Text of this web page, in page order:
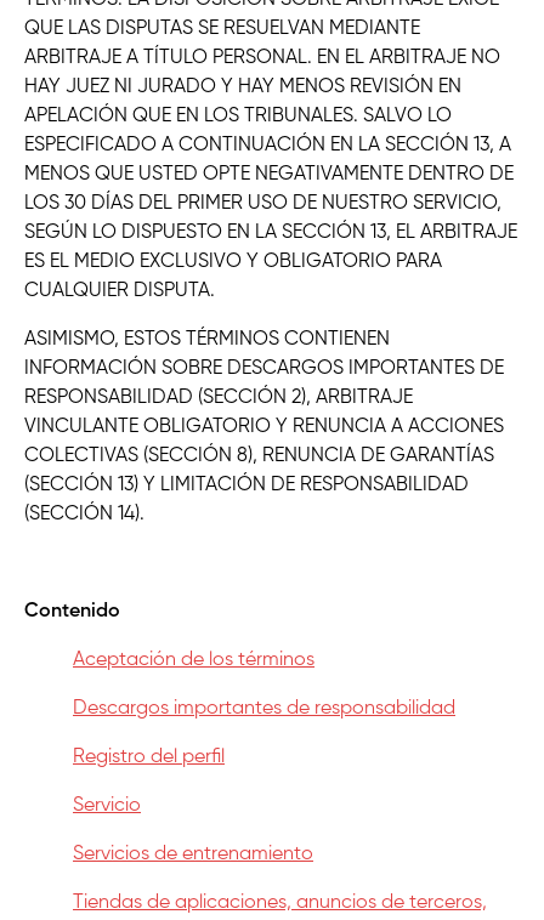
QUE LAS DISPUTAS SE RESUELVAN MEDIANTE
ARBITRAJE A TÍTULO PERSONAL. EN EL ARBITRAJE NO
HAY JUEZ NI JURADO Y HAY MENOS REVISIÓN EN
APELACIÓN QUE EN LOS TRIBUNALES. SALVO LO
ESPECIFICADO A CONTINUACIÓN EN LA SECCIÓN 13, A
MENOS QUE USTED OPTE NEGATIVAMENTE DENTRO DE
LOS 30 DÍAS DEL PRIMER USO DE NUESTRO SERVICIO,
SEGÚN LO DISPUESTO EN LA SECCIÓN 13, EL ARBITRAJE
ES EL MEDIO EXCLUSIVO Y OBLIGATORIO PARA
CUALQUIER DISPUTA.
ASIMISMO, ESTOS TÉRMINOS CONTIENEN
INFORMACIÓN SOBRE DESCARGOS IMPORTANTES DE
RESPONSABILIDAD (SECCIÓN 2), ARBITRAJE
VINCULANTE OBLIGATORIO Y RENUNCIA A ACCIONES
COLECTIVAS (SECCIÓN 8), RENUNCIA DE GARANTÍAS
(SECCIÓN 13) Y LIMITACIÓN DE RESPONSABILIDAD
(SECCIÓN 14).
Contenido
Aceptación de los términos
Descargos importantes de responsabilidad
Registro del perfil
Servicio
Servicios de entrenamiento
Tiendas de aplicaciones, anuncios de terceros,